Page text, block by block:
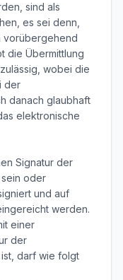
sind als
es sei denn,
vorübergehend
die Übermittlung
wobei die
der
danach glaubhaft
elektronische
Signatur der
oder
und auf
werden.
einer
der
darf wie folgt